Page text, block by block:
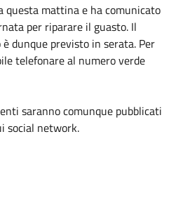
questa mattina e ha comunicato
per riparare il guasto. Il
dunque previsto in serata. Per
telefonare al numero verde
saranno comunque pubblicati
social network.